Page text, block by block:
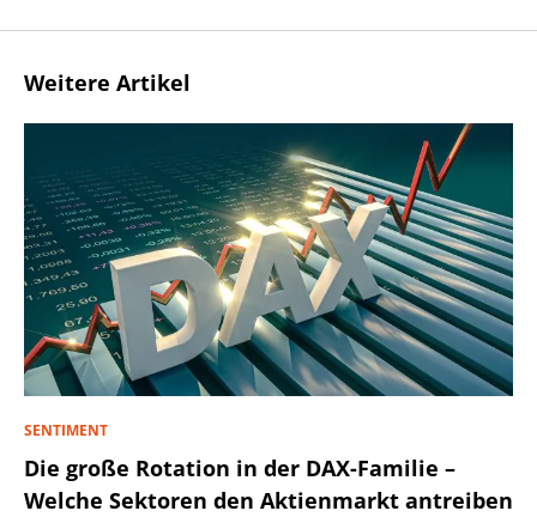
Weitere Artikel
SENTIMENT
Die große Rotation in der DAX-Familie –
Welche Sektoren den Aktienmarkt antreiben